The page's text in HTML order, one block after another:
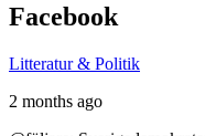
Facebook
Litteratur & Politik
2 months ago